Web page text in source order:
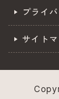
プライ
サイト